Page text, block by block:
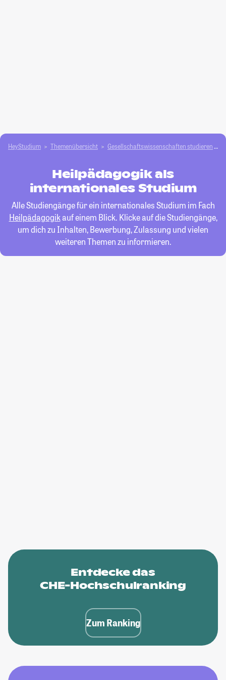
HeyStudium Themenübersicht Gesellschafts­­wissenschaften studieren
Heilpädagogik als
internationales Studium
Alle Studiengänge für ein internationales Studium im Fach
Heilpädagogikauf einem Blick. Klicke auf die Studiengänge,
um dich zu Inhalten, Bewerbung, Zulassung und vielen
weiteren Themen zu informieren.
Entdecke das
CHE-Hochschulranking
Zum Ranking